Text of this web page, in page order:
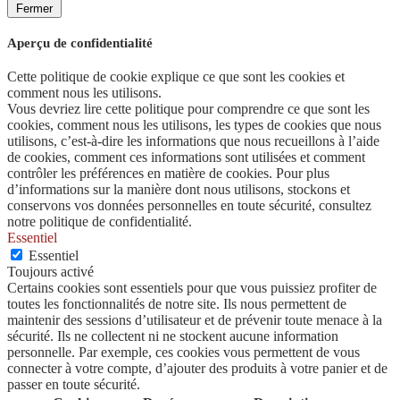
Fermer
Aperçu de confidentialité
Cette politique de cookie explique ce que sont les cookies et
comment nous les utilisons.
Vous devriez lire cette politique pour comprendre ce que sont les
cookies, comment nous les utilisons, les types de cookies que nous
utilisons, c’est-à-dire les informations que nous recueillons à l’aide
de cookies, comment ces informations sont utilisées et comment
contrôler les préférences en matière de cookies. Pour plus
d’informations sur la manière dont nous utilisons, stockons et
conservons vos données personnelles en toute sécurité, consultez
notre politique de confidentialité.
Essentiel
Essentiel
Toujours activé
Certains cookies sont essentiels pour que vous puissiez profiter de
toutes les fonctionnalités de notre site. Ils nous permettent de
maintenir des sessions d’utilisateur et de prévenir toute menace à la
sécurité. Ils ne collectent ni ne stockent aucune information
personnelle. Par exemple, ces cookies vous permettent de vous
connecter à votre compte, d’ajouter des produits à votre panier et de
passer en toute sécurité.